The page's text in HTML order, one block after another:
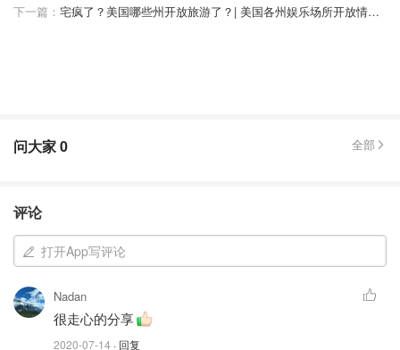
candied ginger那款真是硬的跟石头一样。
下一篇：
宅疯了？美国哪些州开放旅游了？| 美国各州娱乐场所开放情况汇总
问大家0 全部
评论
打开App写评论
Nadan
很走心的分享
2020-07-14 · 回复